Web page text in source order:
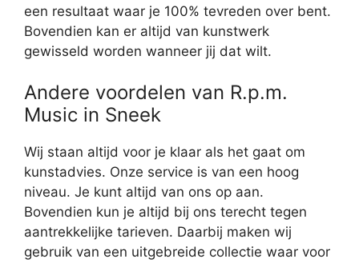
een resultaat waar je 100% tevreden over bent.
Bovendien kan er altijd van kunstwerk
gewisseld worden wanneer jij dat wilt.
Andere voordelen van R.p.m.
Music in Sneek
Wij staan altijd voor je klaar als het gaat om
kunstadvies. Onze service is van een hoog
niveau. Je kunt altijd van ons op aan.
Bovendien kun je altijd bij ons terecht tegen
aantrekkelijke tarieven. Daarbij maken wij
gebruik van een uitgebreide collectie waar voor